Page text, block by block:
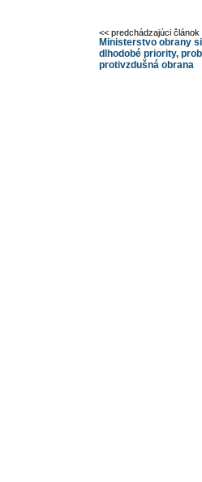
<< predchádzajúci článok
Ministerstvo obrany
dlhodobé priority,
protivzdušná obrana